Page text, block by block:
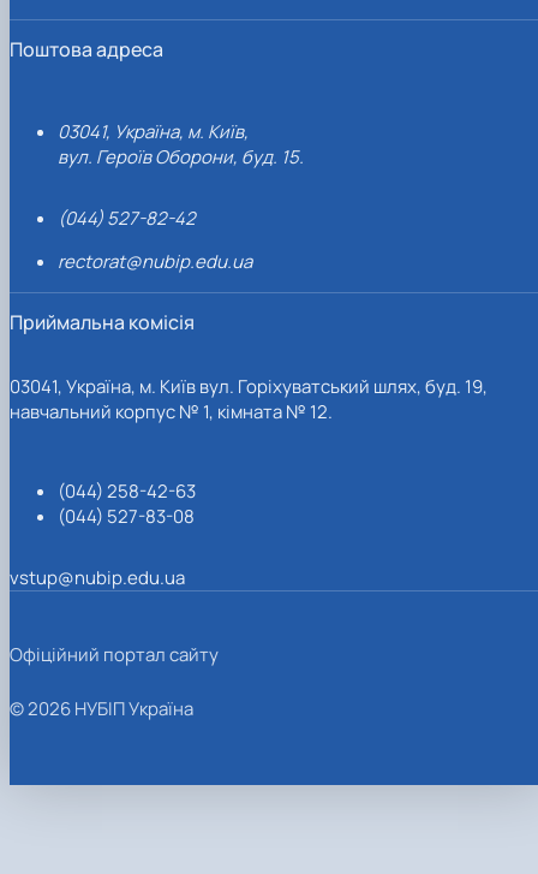
Поштова адреса
03041, Україна, м. Київ,
вул. Героїв Оборони, буд. 15.
(044) 527-82-42
rectorat@nubip.edu.ua
Приймальна комісія
03041, Україна, м. Київ вул. Горіхуватський шлях, буд. 19,
навчальний корпус № 1, кімната № 12.
(044) 258-42-63
(044) 527-83-08
vstup@nubip.edu.ua
Офіційний портал сайту
© 2026 НУБІП Україна